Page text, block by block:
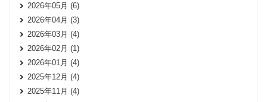
2026年05月 (6)
2026年04月 (3)
2026年03月 (4)
2026年02月 (1)
2026年01月 (4)
2025年12月 (4)
2025年11月 (4)